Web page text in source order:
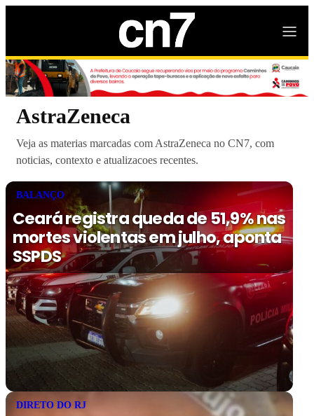
AstraZeneca
Veja as materias marcadas com AstraZeneca no CN7, com
noticias, contexto e atualizacoes recentes.
BALANÇO
Ceará registra queda de 51,9% nas
mortes violentas em julho, aponta
SSPDS
DIRETO DO RJ